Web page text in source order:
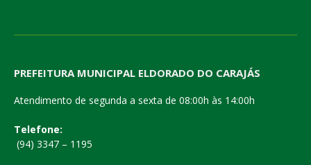
PREFEITURA MUNICIPAL ELDORADO DO CARAJÁS
Atendimento de segunda a sexta de 08:00h às 14:00h
Telefone:
(94) 3347 – 1195